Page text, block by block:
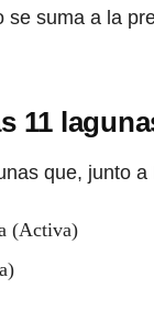
se suma a la
11
que, junto
(Activa)